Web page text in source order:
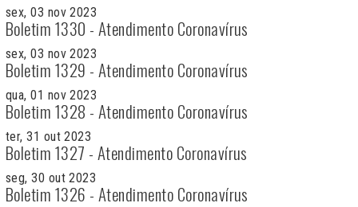
sex, 03 nov 2023
Boletim 1330 - Atendimento Coronavírus
sex, 03 nov 2023
Boletim 1329 - Atendimento Coronavírus
qua, 01 nov 2023
Boletim 1328 - Atendimento Coronavírus
ter, 31 out 2023
Boletim 1327 - Atendimento Coronavírus
seg, 30 out 2023
Boletim 1326 - Atendimento Coronavírus